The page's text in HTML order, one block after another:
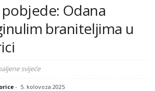
pobjede: Odana
braniteljima u
svijeće
- 5. kolovoza 2025